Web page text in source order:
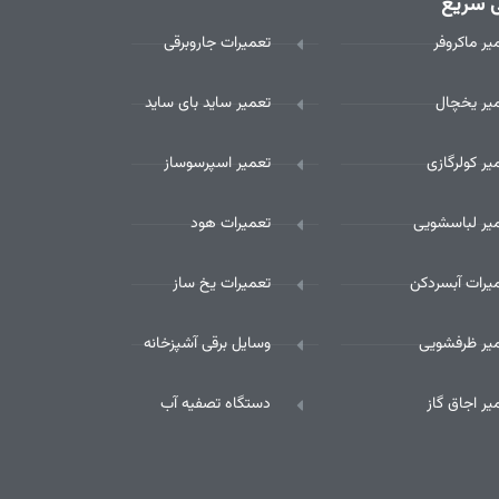
ماکروفر
یخچال
کولرگازی
لباسشویی
آبسردکن
ظرفشویی
اجاق گاز
تعمیرات جاروبرقی
تعمیر ساید بای ساید
تعمیر اسپرسوساز
تعمیرات هود
تعمیرات یخ ساز
وسایل برقی آشپزخانه
دستگاه تصفیه آب